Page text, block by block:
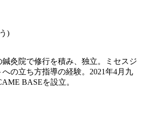
)
灸院で修行を積み、独立。ミセスジ
の立ち方指導の経験。2021年4月九
BASEを設立。